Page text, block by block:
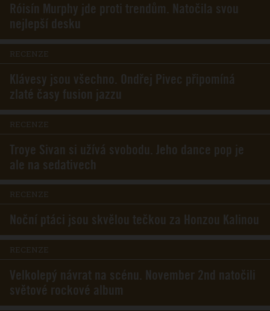
Róisín Murphy jde proti trendům. Natočila svou
nejlepší desku
RECENZE
Klávesy jsou všechno. Ondřej Pivec připomíná
zlaté časy fusion jazzu
RECENZE
Troye Sivan si užívá svobodu. Jeho dance pop je
ale na sedativech
RECENZE
Noční ptáci jsou skvělou tečkou za Honzou Kalinou
RECENZE
Velkolepý návrat na scénu. November 2nd natočili
světové rockové album